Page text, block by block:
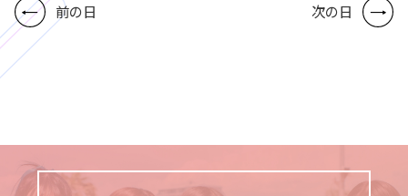
前の日 次の日